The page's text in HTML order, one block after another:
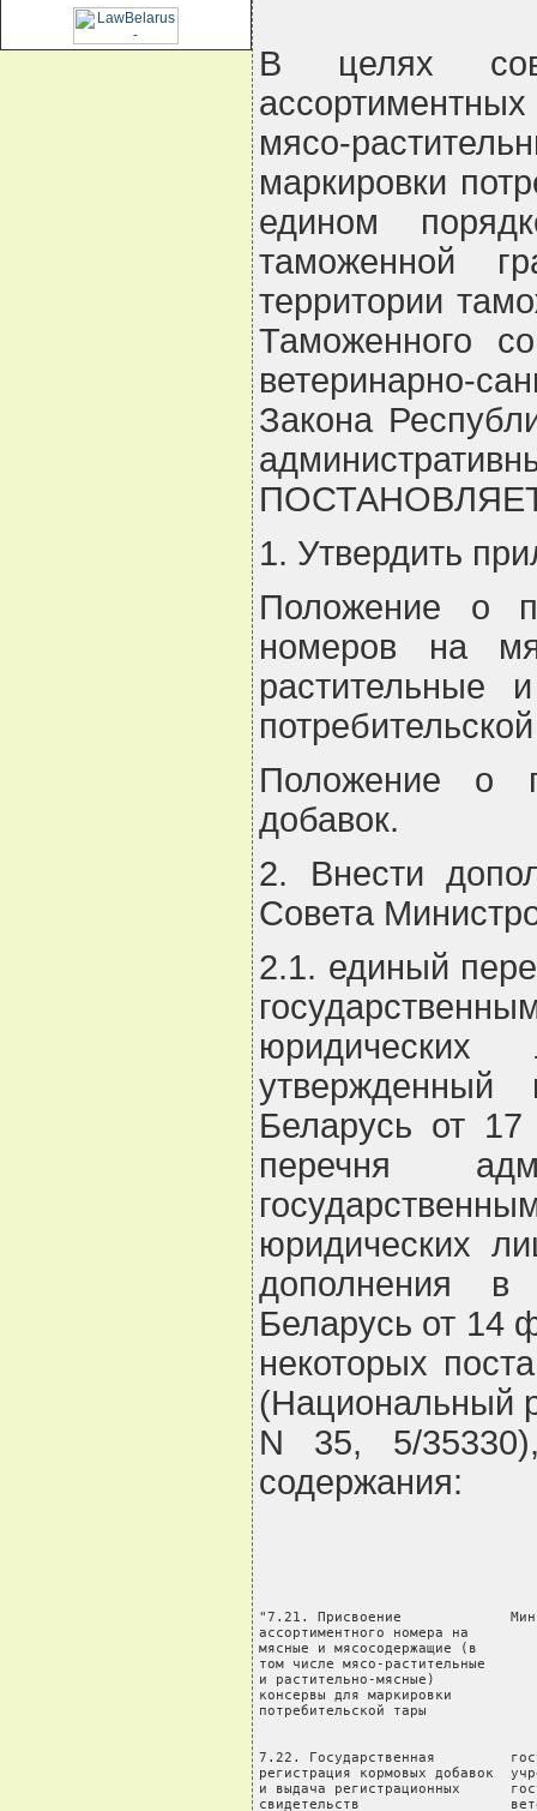
В целях
мясо-
маркировки
едином
таможенной
территории
Таможенного
ветеринарно-
Закона
1. Утвердить
Положение о
номеров на
растительные
Положение о
добавок.
2. Внести
Совета
2.1. единый
юридических
утвержденный
Беларусь от
перечня
юридических
дополнения в
Беларусь от 14
некоторых
(Национальный
N 35, 5/
содержания:
"7.21. Присвоение
ассортиментного номера на
мясные и мясосодержащие (в
том числе мясо-
и растительно-мясные)
консервы для маркировки
потребительской тары
7.22. Государственная
регистрация кормовых
и выдача регистрационных
свидетельств